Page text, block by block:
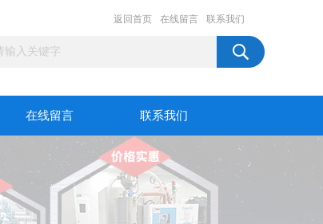
返回首页 在线留言 联系我们
在线留言 联系我们